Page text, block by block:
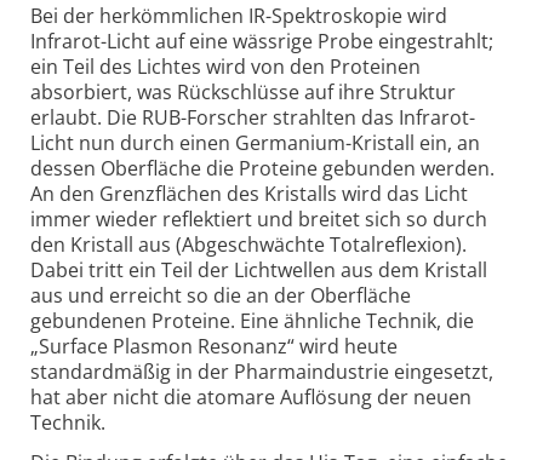
Bei der herkömmlichen IR-Spektroskopie wird
Infrarot-Licht auf eine wässrige Probe eingestrahlt;
ein Teil des Lichtes wird von den Proteinen
absorbiert, was Rückschlüsse auf ihre Struktur
erlaubt. Die RUB-Forscher strahlten das Infrarot-
Licht nun durch einen Germanium-Kristall ein, an
dessen Oberfläche die Proteine gebunden werden.
An den Grenzflächen des Kristalls wird das Licht
immer wieder reflektiert und breitet sich so durch
den Kristall aus (Abgeschwächte Totalreflexion).
Dabei tritt ein Teil der Lichtwellen aus dem Kristall
aus und erreicht so die an der Oberfläche
gebundenen Proteine. Eine ähnliche Technik, die
„Surface Plasmon Resonanz“ wird heute
standardmäßig in der Pharmaindustrie eingesetzt,
hat aber nicht die atomare Auflösung der neuen
Technik.